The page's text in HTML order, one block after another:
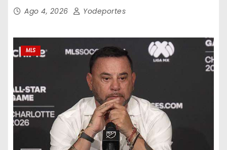
Ago 4, 2026 Yodeportes
MLS